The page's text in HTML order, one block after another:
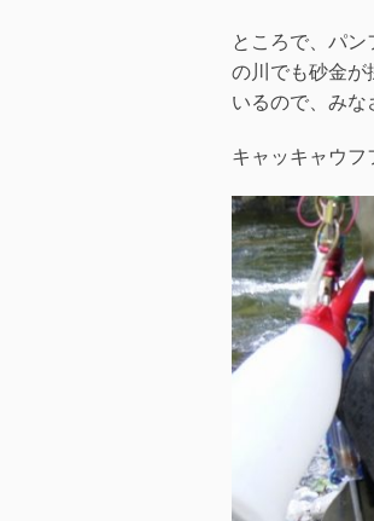
ところで、パ
の川でも砂金が
いるので、みな
キャッキャウフ